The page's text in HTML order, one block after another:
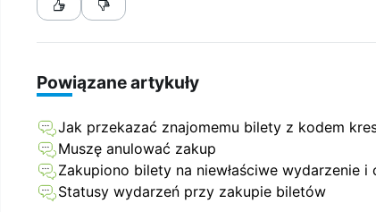
Powiązane artykuły
Jak przekazać znajomemu bilety z kodem
Muszę anulować zakup
Zakupiono bilety na niewłaściwe wydarzenie
Statusy wydarzeń przy zakupie biletów